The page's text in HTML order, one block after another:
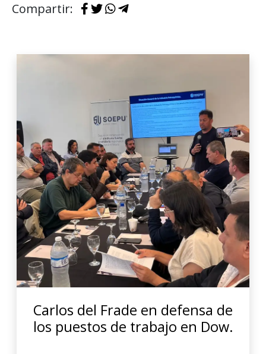
Compartir:
Carlos del Frade en defensa de
los puestos de trabajo en Dow.